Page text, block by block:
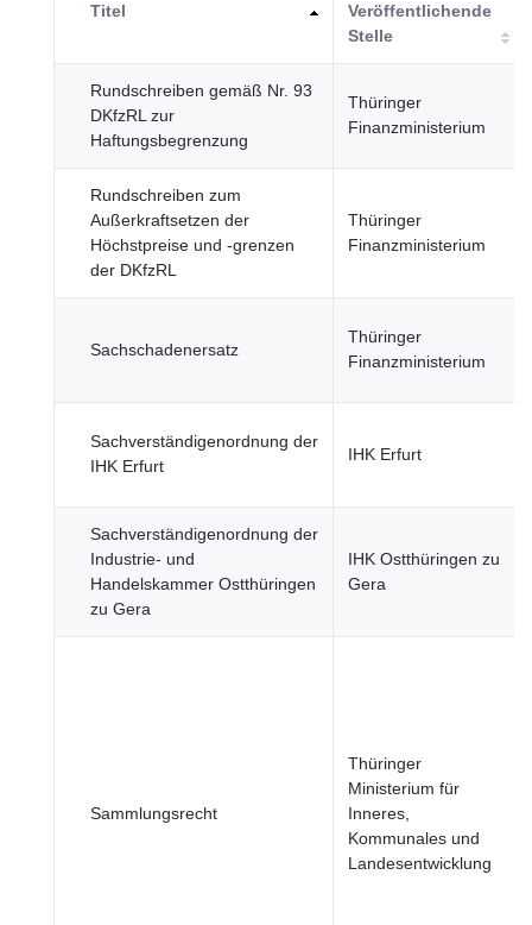
Titel
Veröffentlichende
Stelle
Rundschreiben gemäß Nr. 93
DKfzRL zur
Haftungsbegrenzung
Thüringer
Finanzministerium
Rundschreiben zum
Außerkraftsetzen der
Höchstpreise und -grenzen
der DKfzRL
Thüringer
Finanzministerium
Sachschadenersatz
Thüringer
Finanzministerium
Sachverständigenordnung der
IHK Erfurt
IHK Erfurt
Sachverständigenordnung der
Industrie- und
Handelskammer Ostthüringen
zu Gera
IHK Ostthüringen zu
Gera
Sammlungsrecht
Thüringer
Ministerium für
Inneres,
Kommunales und
Landesentwicklung